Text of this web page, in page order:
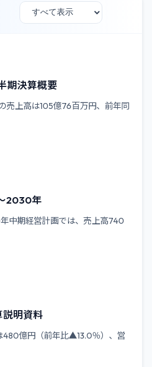
期決算概要
売上高は105億76百万円、前年同
2030年
中期経営計画では、売上高740
明資料
480億円（前年比▲13.0％）、営